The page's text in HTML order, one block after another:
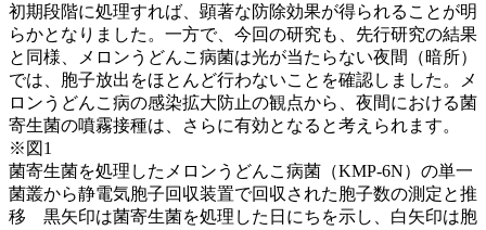
初期段階に処理すれば、顕著な防除効果が得られることが明
らかとなりました。一方で、今回の研究も、先行研究の結果
と同様、メロンうどんこ病菌は光が当たらない夜間（暗所）
では、胞子放出をほとんど行わないことを確認しました。メ
ロンうどんこ病の感染拡大防止の観点から、夜間における菌
寄生菌の噴霧接種は、さらに有効となると考えられます。
※図1
菌寄生菌を処理したメロンうどんこ病菌（KMP-6N）の単一
菌叢から静電気胞子回収装置で回収された胞子数の測定と推
移 黒矢印は菌寄生菌を処理した日にちを示し、白矢印は胞